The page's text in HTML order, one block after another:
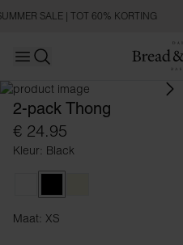
SALE | TOT 60% KORTING
Open main menu
2-pack Thong
€ 24.95
Kleur: Black
Maat: XS